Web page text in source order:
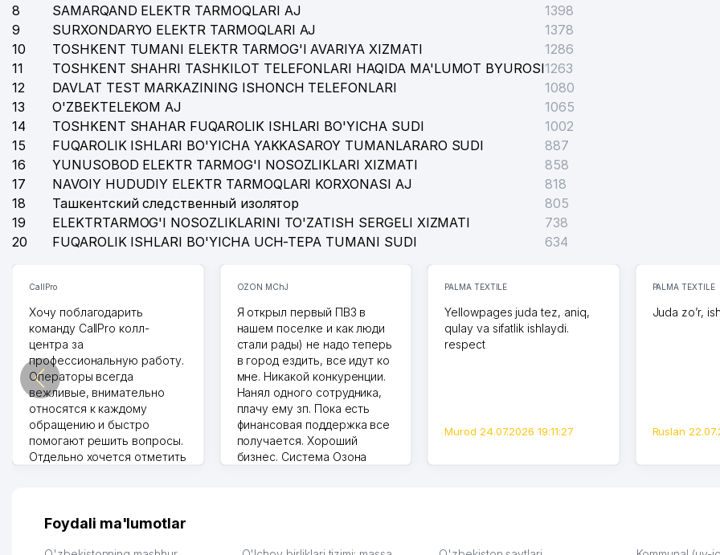
8
SAMARQAND ELEKTR TARMOQLARI AJ
1398
9
SURXONDARYO ELEKTR TARMOQLARI AJ
1378
10
TOSHKENT TUMANI ELEKTR TARMOG'I AVARIYA XIZMATI
1286
11
TOSHKENT SHAHRI TASHKILOT TELEFONLARI HAQIDA MA'LUMOT BYUROSI1263
12
DAVLAT TEST MARKAZINING ISHONCH TELEFONLARI
1080
13
O'ZBEKTELEKOM AJ
1065
14
TOSHKENT SHAHAR FUQAROLIK ISHLARI BO'YICHA SUDI
1002
15
FUQAROLIK ISHLARI BO'YICHA YAKKASAROY TUMANLARARO SUDI
887
16
YUNUSOBOD ELEKTR TARMOG'I NOSOZLIKLARI XIZMATI
858
17
NAVOIY HUDUDIY ELEKTR TARMOQLARI KORXONASI AJ
818
18
Ташкентский следственный изолятор
805
19
ELEKTRTARMOG'I NOSOZLIKLARINI TO'ZATISH SERGELI XIZMATI
738
20
FUQAROLIK ISHLARI BO'YICHA UCH-TEPA TUMANI SUDI 634
CallPro
Хочу поблагодарить
команду CallPro колл-
центра за
профессиональную работу.
Операторы всегда
вежливые, внимательно
относятся к каждому
обращению и быстро
помогают решить вопросы.
Отдельно хочется отметить
их работе значительно
OZON MChJ
Я открыл первый ПВЗ в
нашем поселке и как люди
стали рады) не надо теперь
в город ездить, все идут ко
мне. Никакой конкуренции.
Нанял одного сотрудника,
плачу ему зп. Пока есть
финансовая поддержка все
получается. Хороший
бизнес. Система Озона
PALMA TEXTILE
Yellowpages juda tez, aniq,
qulay va sifatlik ishlaydi.
respect
Murod 24.07.2026 19:11:27
PALMA TEXTILE
Juda zo’r,
Ruslan
Foydali ma'lumotlar